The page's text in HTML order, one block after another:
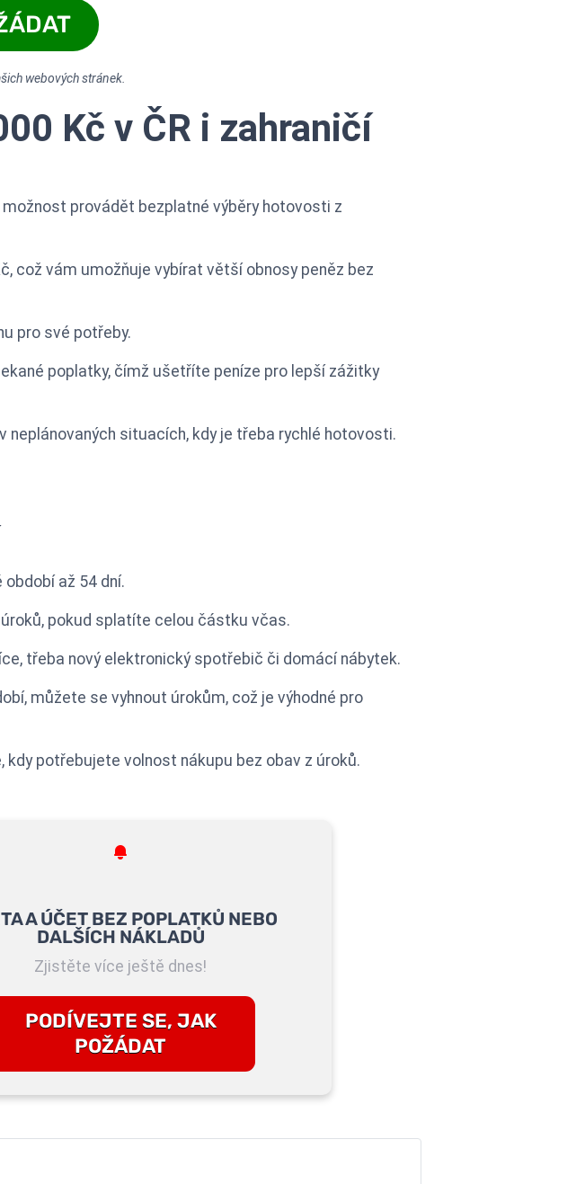
webových stránek.
Kč v ČR i zahraničí
provádět bezplatné výběry hotovosti z
což vám umožňuje vybírat větší obnosy peněz bez
pro své potřeby.
poplatky, čímž ušetříte peníze pro lepší zážitky
situacích, kdy je třeba rychlé hotovosti.
až 54 dní.
pokud splatíte celou částku včas.
třeba nový elektronický spotřebič či domácí nábytek.
můžete se vyhnout úrokům, což je výhodné pro
potřebujete volnost nákupu bez obav z úroků.
A ÚČET BEZ POPLATKŮ NEBO
DALŠÍCH NÁKLADŮ
Zjistěte více ještě dnes!
PODÍVEJTE SE, JAK
POŽÁDAT